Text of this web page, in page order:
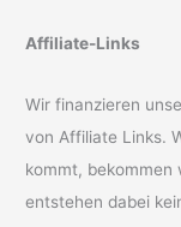
Affiliate-Links
Wir finanzieren
von Affiliate Links.
kommt, bekommen
entstehen dabei